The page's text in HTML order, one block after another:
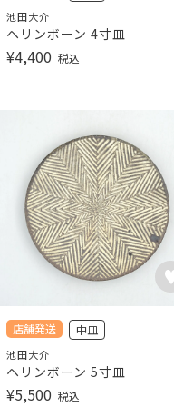
池田大介
ヘリンボーン 4寸皿
¥4,400 税込
店舗発送 中皿
池田大介
ヘリンボーン 5寸皿
¥5,500 税込